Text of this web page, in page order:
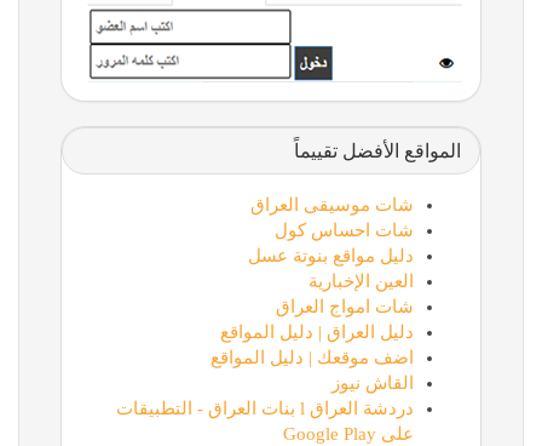
المواقع الأفضل تقييماً
شات موسيقى العراق
شات احساس كول
دليل مواقع بنوتة عسل
العين الإخبارية
شات امواج العراق
دليل العراق | دليل المواقع
اضف موقعك | دليل المواقع
القاش نيوز
دردشة العراق l بنات العراق - التطبيقات
على Google Play